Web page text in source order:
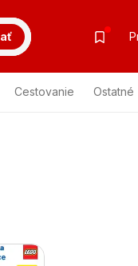
Cestovanie Ostatné